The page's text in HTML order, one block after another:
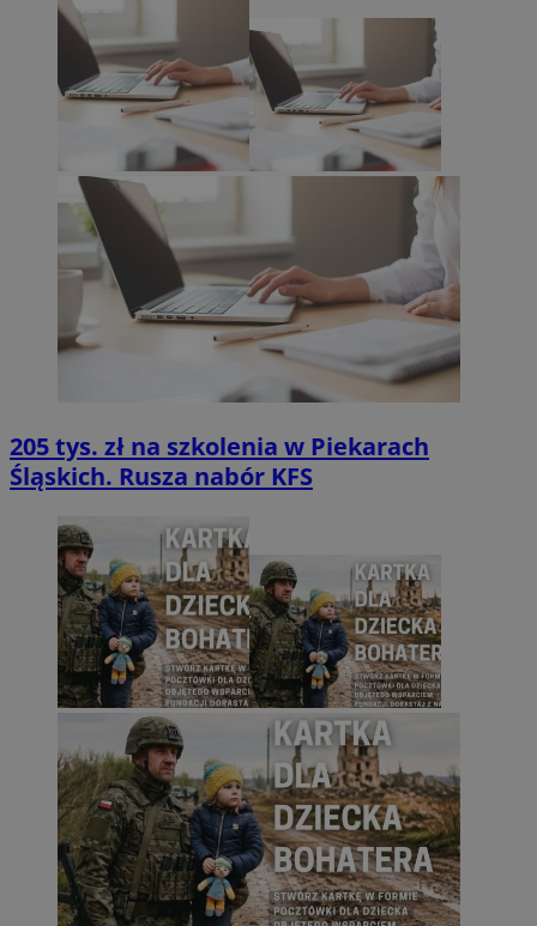
205 tys. zł na szkolenia w Piekarach
Śląskich. Rusza nabór KFS